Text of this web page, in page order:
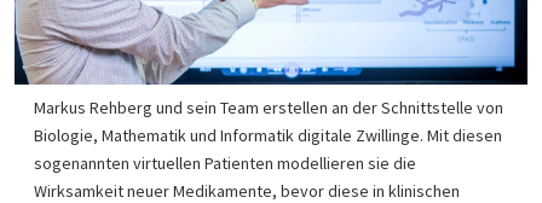
Markus Rehberg und sein Team erstellen an der Schnittstelle von
Biologie, Mathematik und Informatik digitale Zwillinge. Mit diesen
sogenannten virtuellen Patienten modellieren sie die
Wirksamkeit neuer Medikamente, bevor diese in klinischen